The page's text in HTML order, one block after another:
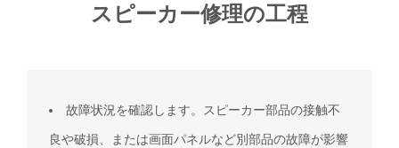
スピーカー修理の工程
故障状況を確認します。スピーカー部品の接触不
良や破損、または画面パネルなど別部品の故障が影響